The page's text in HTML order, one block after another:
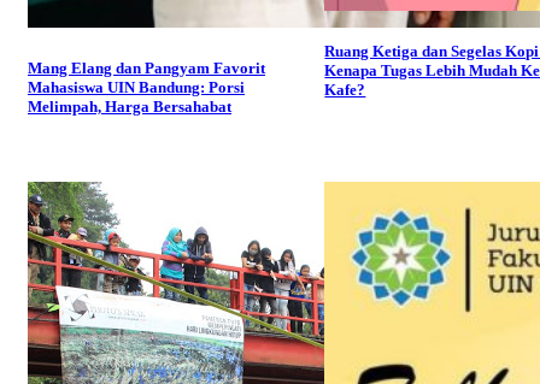
Mang Elang dan Pangyam Favorit
Mahasiswa UIN Bandung: Porsi
Melimpah, Harga Bersahabat
Ruang Ketiga dan Segelas
Kenapa Tugas Lebih Mudah
Kafe?